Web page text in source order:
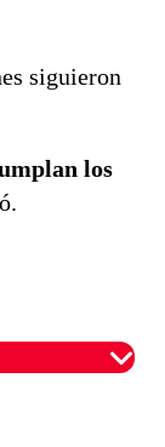
siguieron
los